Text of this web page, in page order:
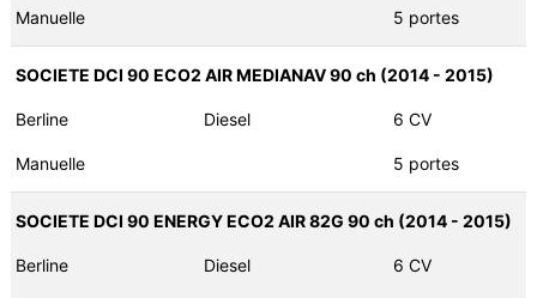
Manuelle 5 portes
SOCIETE DCI 90 ECO2 AIR MEDIANAV 90 ch (2014 - 2015)
Berline Diesel 6 CV
Manuelle 5 portes
SOCIETE DCI 90 ENERGY ECO2 AIR 82G 90 ch (2014 - 2015)
Berline Diesel 6 CV